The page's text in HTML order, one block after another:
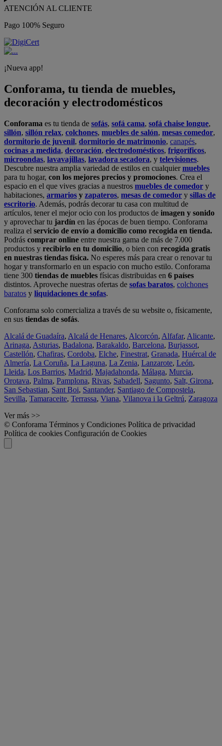
ATENCIÓN AL CLIENTE
Pago 100% Seguro
¡Nueva app!
Conforama, tu tienda de muebles,
decoración y electrodomésticos
Conforama es tu tienda de sofás, sofá cama, sofá chaise longue,
sillón, sillón relax, colchones, muebles de salón, mesas comedor,
dormitorio de juvenil, dormitorio de matrimonio, canapés,
cocinas a medida, decoración, electrodomésticos, frigoríficos,
microondas, lavavajillas, lavadora secadora, y televisiones.
Descubre nuestra amplia variedad de estilos en cualquiermuebles
para tu hogar, con los mejores precios y promociones. Crea el
espacio en el que vives gracias a nuestros muebles de comedor y
habitaciones, armarios y zapateros, mesas de comedor y sillas de
escritorio. Además, podrás decorar tu casa con multitud de
artículos, tener el mejor ocio con los productos de imagen y sonido
y aprovechar tu jardín en las épocas de buen tiempo. Conforama
realiza el servicio de envío a domicilio como recogida en tienda.
Podrás comprar online entre nuestra gama de más de 7.000
productos y recibirlo en tu domicilio, o bien con recogida gratis
en nuestras tiendas física. No esperes más para crear o renovar tu
hogar y transformarlo en un espacio con mucho estilo. Conforama
tiene 300 tiendas de muebles físicas distribuidas en 6 países
distintos. Aproveche nuestras ofertas de sofas baratos, colchones
baratos y liquidaciones de sofas.
Conforama solo comercializa a través de su website o, físicamente,
en sus tiendas de sofás.
Alcalá de Guadaíra, Alcalá de Henares, Alcorcón, Alfafar, Alicante,
Arinaga, Asturias, Badalona, Barakaldo, Barcelona, Burjassot,
Castellón, Chafiras, Cordoba, Elche, Finestrat, Granada, Huércal de
Almería, La Coruña, La Laguna, La Zenia, Lanzarote, León,
Lleida, Los Barrios, Madrid, Majadahonda, Málaga, Murcia,
Orotava, Palma, Pamplona, Rivas, Sabadell, Sagunto, Salt, Girona,
San Sebastian, Sant Boi, Santander, Santiago de Compostela,
Sevilla, Tamaraceite, Terrassa, Viana, Vilanova i la Geltrú, Zaragoza
Ver más >>
© Conforama Términos y Condiciones Política de privacidad
Política de cookies Configuración de Cookies